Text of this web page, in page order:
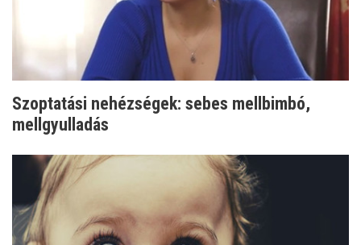
Szoptatási nehézségek: sebes mellbimbó,
mellgyulladás